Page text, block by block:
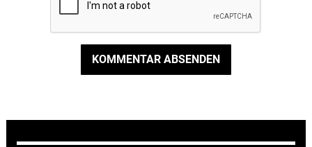
KOMMENTAR ABSENDEN